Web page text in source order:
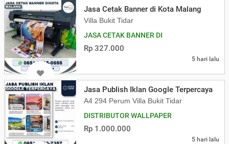
Jasa Cetak Banner di Kota Malang
Villa Bukit Tidar
JASA CETAK BANNER DI
Rp 327.000
5 hari lalu
Jasa Publish Iklan Google Terpercaya
A4 294 Perum Villa Bukit Tidar
DISTRIBUTOR WALLPAPER
Rp 1.000.000
5 hari lalu